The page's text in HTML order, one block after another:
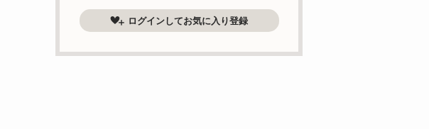
ログインしてお気に入り登録